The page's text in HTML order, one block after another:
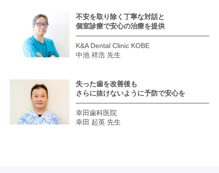
不安を取り除く丁寧な対話と
個室診療で安心の治療を提供
K&A Dental Clinic KOBE
中池 祥浩 先生
失った歯を改善後も
さらに抜けないように予防で安心を
幸田歯科医院
幸田 起英 先生